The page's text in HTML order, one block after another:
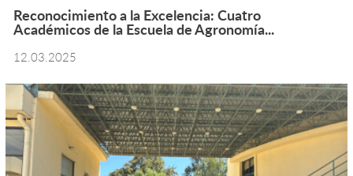
Reconocimiento a la Excelencia: Cuatro
Académicos de la Escuela de Agronomía...
12.03.2025